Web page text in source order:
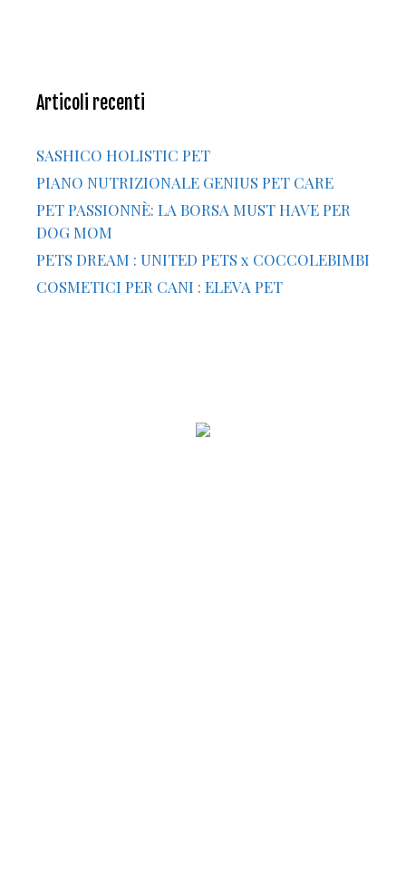
Articoli recenti
SASHICO HOLISTIC PET
PIANO NUTRIZIONALE GENIUS PET CARE
PET PASSIONNÈ: LA BORSA MUST HAVE PER
DOG MOM
PETS DREAM : UNITED PETS x COCCOLEBIMBI
COSMETICI PER CANI : ELEVA PET